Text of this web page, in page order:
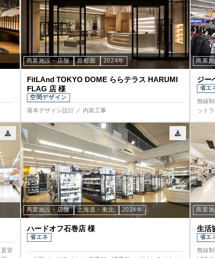
商業施設・店舗 首都圏 2024年
FitLAnd TOKYO DOME ららテラス HARUMI
FLAG 店 様
空間デザイン
基本デザイン設計 ／ 内装工事
商業
ジー
省エ
無線
ット
管
商業施設・店舗 北海道・東北 2024年
ハードオフ石巻店 様
省エネ
商業
生活
省エ
無線